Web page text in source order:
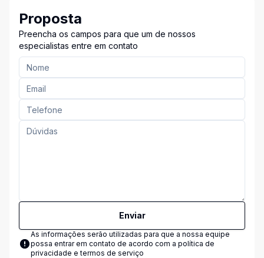
Proposta
Preencha os campos para que um de nossos
especialistas entre em contato
Enviar
As informações serão utilizadas para que a nossa equipe
possa entrar em contato de acordo com a política de
privacidade e termos de serviço